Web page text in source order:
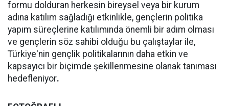
formu dolduran herkesin bireysel veya bir kurum
adına katılım sağladığı etkinlikle, gençlerin politika
yapım süreçlerine katılımında önemli bir adım olması
ve gençlerin söz sahibi olduğu bu çalıştaylar ile,
Türkiye'nin gençlik politikalarının daha etkin ve
kapsayıcı bir biçimde şekillenmesine olanak tanıması
hedefleniyor.